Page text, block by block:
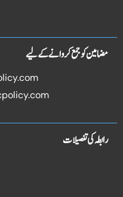
مضامین کو جمع کروانے کے لیے
رابطہ کی تفصیلات